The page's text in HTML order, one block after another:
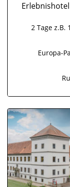
2 Tage z.B.
Europa-